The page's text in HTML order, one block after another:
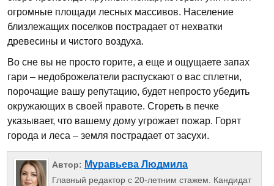
огромные площади лесных массивов. Население
близлежащих поселков пострадает от нехватки
древесины и чистого воздуха.
Во сне вы не просто горите, а еще и ощущаете запах
гари – недоброжелатели распускают о вас сплетни,
порочащие вашу репутацию, будет непросто убедить
окружающих в своей правоте. Сгореть в печке
указывает, что вашему дому угрожает пожар. Горят
города и леса – земля пострадает от засухи.
Автор: Муравьева Людмила
Главный редактор с 20-летним стажем. Кандидат